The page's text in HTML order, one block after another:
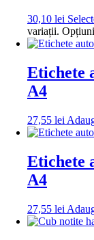
30,10 lei
variații.
Etichete
A4
27,55 lei
Etichete
A4
27,55 lei